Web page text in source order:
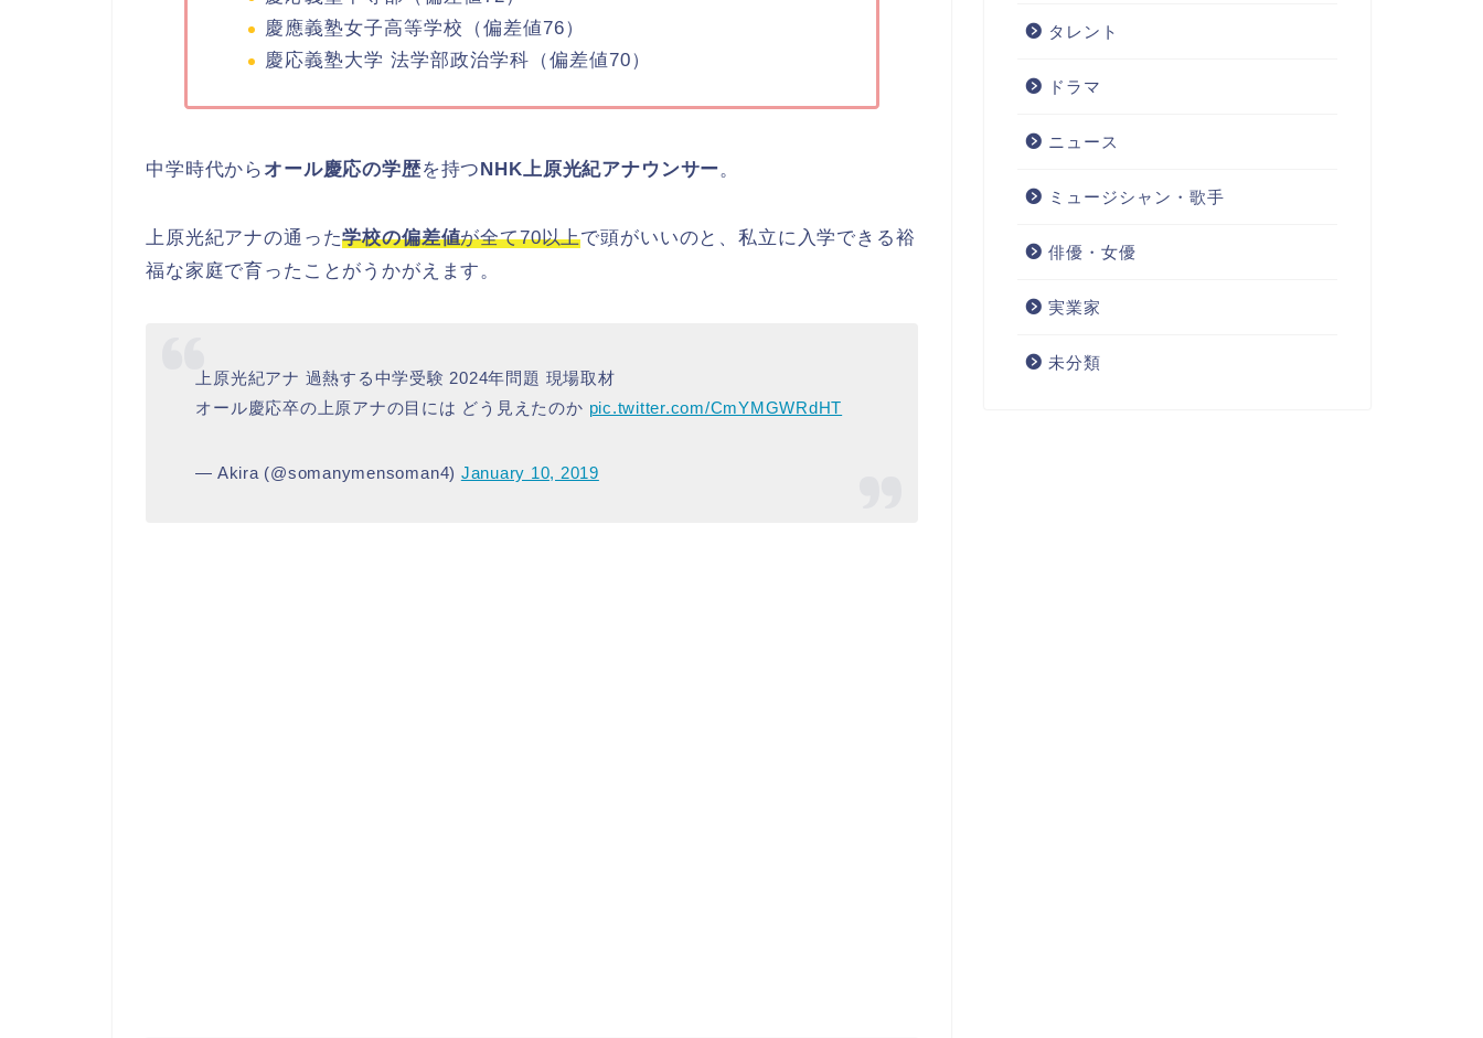
慶應義塾女子高等学校（偏差値76）
慶応義塾大学 法学部政治学科（偏差値70）
中学時代から オール慶応の学歴を持つNHK上原光紀アナウンサー。
上原光紀アナの通った学校の偏差値が全て70以上で頭がいいのと、私立に入学できる裕
福な家庭で育ったことがうかがえます。
上原光紀アナ 過熱する中学受験 2024年問題 現場取材
オール慶応卒の上原アナの目には どう見えたのか pic.twitter.com/CmYMGWRdHT
— Akira (@somanymensoman4) January 10, 2019
タレント
ドラマ
ニュース
ミュージシャン・歌手
俳優・女優
実業家
未分類